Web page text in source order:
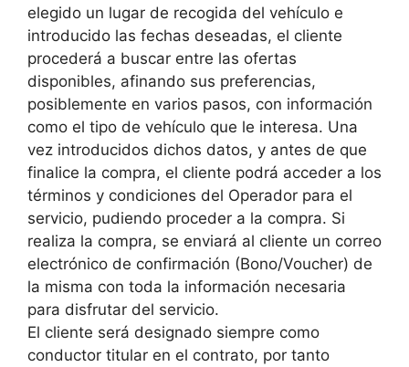
elegido un lugar de recogida del vehículo e
introducido las fechas deseadas, el cliente
procederá a buscar entre las ofertas
disponibles, afinando sus preferencias,
posiblemente en varios pasos, con información
como el tipo de vehículo que le interesa. Una
vez introducidos dichos datos, y antes de que
finalice la compra, el cliente podrá acceder a los
términos y condiciones del Operador para el
servicio, pudiendo proceder a la compra. Si
realiza la compra, se enviará al cliente un correo
electrónico de confirmación (Bono/Voucher) de
la misma con toda la información necesaria
para disfrutar del servicio.
El cliente será designado siempre como
conductor titular en el contrato, por tanto